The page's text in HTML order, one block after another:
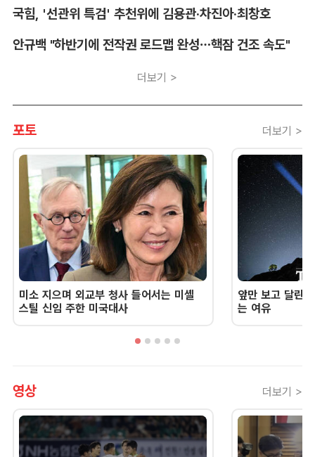
국힘, '선관위 특검' 추천위에 김용관·차진아·최창호
안규백 "하반기에 전작권 로드맵 완성…핵잠 건조 속도"
더보기 >
포토 더보기 >
미소 지으며 외교부 청사 들어서는 미셸
스틸 신임 주한 미국대사
앞만 보고 달린
는 여유
영상 더보기 >